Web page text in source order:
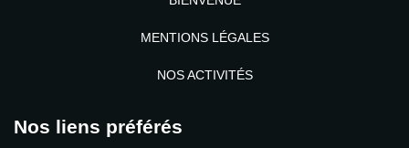
MENTIONS LÉGALES
NOS ACTIVITÉS
Nos liens préférés